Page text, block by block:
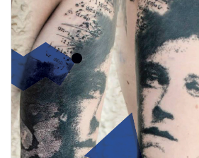
Acheter le PDF